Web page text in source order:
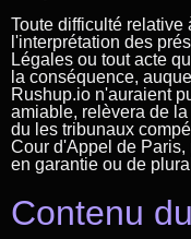
Toute difficulté relative
l'interprétation des
Légales ou tout acte
la conséquence,
Rushup.io n'auraient
amiable, relèvera de
du les tribunaux
Cour d'Appel de Paris,
en garantie ou de
Contenu